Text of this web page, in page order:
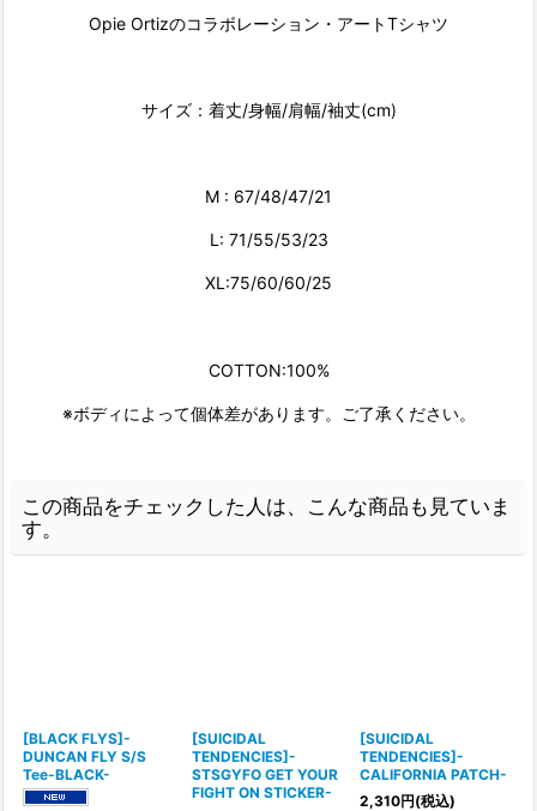
Opie Ortizのコラボレーション・アートTシャツ
サイズ：着丈/身幅/肩幅/袖丈(cm)
M : 67/48/47/21
L: 71/55/53/23
XL:75/60/60/25
COTTON:100%
※ボディによって個体差があります。ご了承ください。
この商品をチェックした人は、こんな商品も見ていま
す。
[BLACK FLYS]-
DUNCAN FLY S/S
Tee-BLACK-
[SUICIDAL
TENDENCIES]-
STSGYFO GET YOUR
FIGHT ON STICKER-
[SUICIDAL
TENDENCIES]-
CALIFORNIA PATCH-
2,310円(税込)